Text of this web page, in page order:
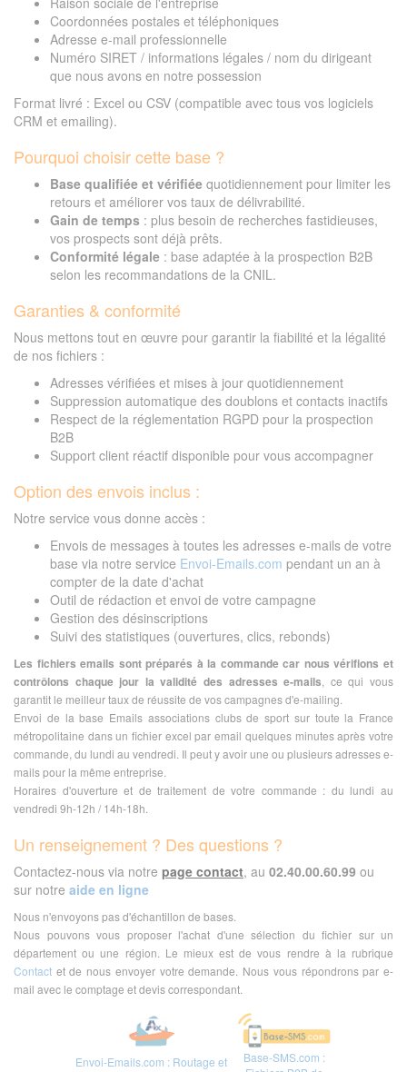
Coordonnées postales et téléphoniques
Adresse e-mail professionnelle
Numéro SIRET / informations légales / nom du dirigeant
que nous avons en notre possession
Format livré : Excel ou CSV (compatible avec tous vos logiciels
CRM et emailing).
Pourquoi choisir cette base ?
Base qualifiée et vérifiée quotidiennement pour limiter les
retours et améliorer vos taux de délivrabilité.
Gain de temps : plus besoin de recherches fastidieuses,
vos prospects sont déjà prêts.
Conformité légale : base adaptée à la prospection B2B
selon les recommandations de la CNIL.
Garanties & conformité
Nous mettons tout en œuvre pour garantir la fiabilité et la légalité
de nos fichiers :
Adresses vérifiées et mises à jour quotidiennement
Suppression automatique des doublons et contacts inactifs
Respect de la réglementation RGPD pour la prospection
B2B
Support client réactif disponible pour vous accompagner
Option des envois inclus :
Notre service vous donne accès :
Envois de messages à toutes les adresses e-mails de votre
base via notre service Envoi-Emails.com pendant un an à
compter de la date d'achat
Outil de rédaction et envoi de votre campagne
Gestion des désinscriptions
Suivi des statistiques (ouvertures, clics, rebonds)
Les fichiers emails sont préparés à la commande car nous vérifions et
contrôlons chaque jour la validité des adresses e-mails , ce qui vous
garantit le meilleur taux de réussite de vos campagnes d'e-mailing.
Envoi de la base Emails associations clubs de sport sur toute la France
métropolitaine dans un fichier excel par email quelques minutes après votre
commande, du lundi au vendredi. Il peut y avoir une ou plusieurs adresses e-
mails pour la même entreprise.
Horaires d'ouverture et de traitement de votre commande : du lundi au
vendredi 9h-12h / 14h-18h.
Un renseignement ? Des questions ?
Contactez-nous via notre page contact, au 02.40.00.60.99 ou
sur notre aide en ligne
Nous n'envoyons pas d'échantillon de bases.
Nous pouvons vous proposer l'achat d'une sélection du fichier sur un
département ou une région. Le mieux est de vous rendre à la rubrique
Contact et de nous envoyer votre demande. Nous vous répondrons par e-
mail avec le comptage et devis correspondant.
Envoi-Emails.com : Routage et
Base-SMS.com :